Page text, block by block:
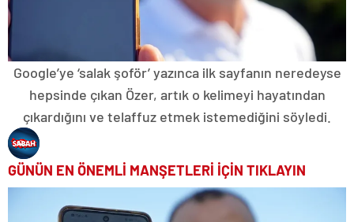
Google’ye ‘salak şoför’ yazınca ilk sayfanın neredeyse
hepsinde çıkan Özer, artık o kelimeyi hayatından
çıkardığını ve telaffuz etmek istemediğini söyledi.
GÜNÜN EN ÖNEMLİ MANŞETLERİ İÇİN TIKLAYIN